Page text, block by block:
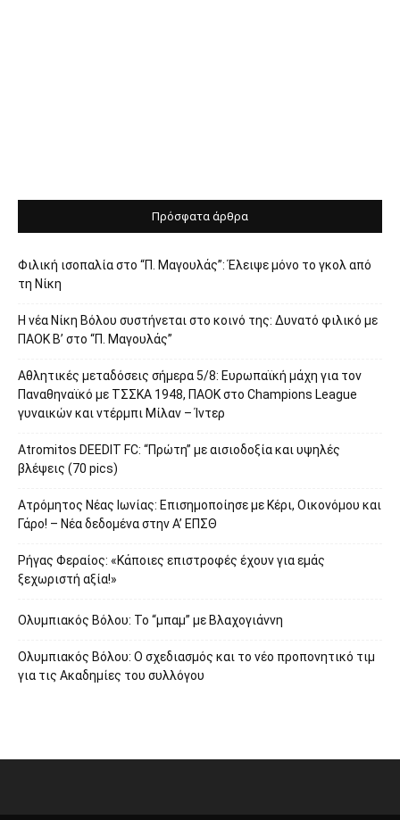
Πρόσφατα άρθρα
Φιλική ισοπαλία στο “Π. Μαγουλάς”: Έλειψε μόνο το γκολ από
τη Νίκη
Η νέα Νίκη Βόλου συστήνεται στο κοινό της: Δυνατό φιλικό με
ΠΑΟΚ Β’ στο “Π. Μαγουλάς”
Αθλητικές μεταδόσεις σήμερα 5/8: Ευρωπαϊκή μάχη για τον
Παναθηναϊκό με ΤΣΣΚΑ 1948, ΠΑΟΚ στο Champions League
γυναικών και ντέρμπι Μίλαν – Ίντερ
Atromitos DEEDIT FC: “Πρώτη” με αισιοδοξία και υψηλές
βλέψεις (70 pics)
Ατρόμητος Νέας Ιωνίας: Επισημοποίησε με Κέρι, Οικονόμου και
Γάρο! – Νέα δεδομένα στην Α’ ΕΠΣΘ
Ρήγας Φεραίος: «Κάποιες επιστροφές έχουν για εμάς
ξεχωριστή αξία!»
Ολυμπιακός Βόλου: Το “μπαμ” με Βλαχογιάννη
Ολυμπιακός Βόλου: Ο σχεδιασμός και το νέο προπονητικό τιμ
για τις Ακαδημίες του συλλόγου